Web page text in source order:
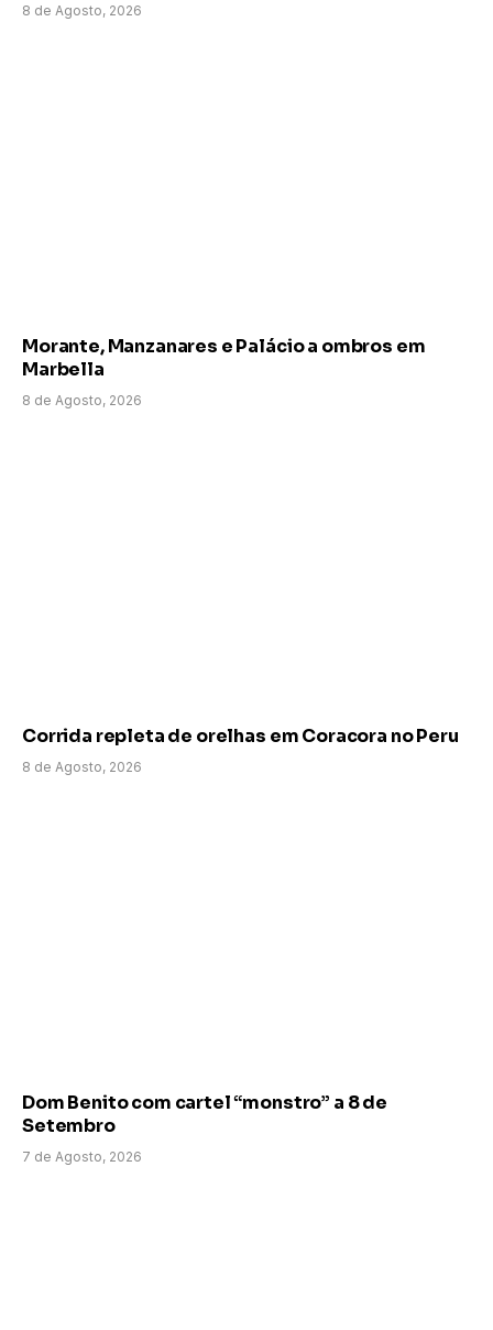
8 de Agosto, 2026
Morante, Manzanares e Palácio a ombros em
Marbella
8 de Agosto, 2026
Corrida repleta de orelhas em Coracora no Peru
8 de Agosto, 2026
Dom Benito com cartel “monstro” a 8 de
Setembro
7 de Agosto, 2026